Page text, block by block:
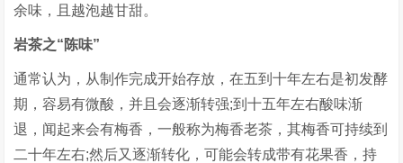
余味，且越泡越甘甜。
岩茶之“陈味”
通常认为，从制作完成开始存放，在五到十年左右是初发酵
期，容易有微酸，并且会逐渐转强;到十五年左右酸味渐
退，闻起来会有梅香，一般称为梅香老茶，其梅香可持续到
二十年左右;然后又逐渐转化，可能会转成带有花果香，持